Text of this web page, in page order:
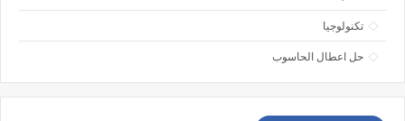
تكنولوجيا
حل اعطال الحاسوب